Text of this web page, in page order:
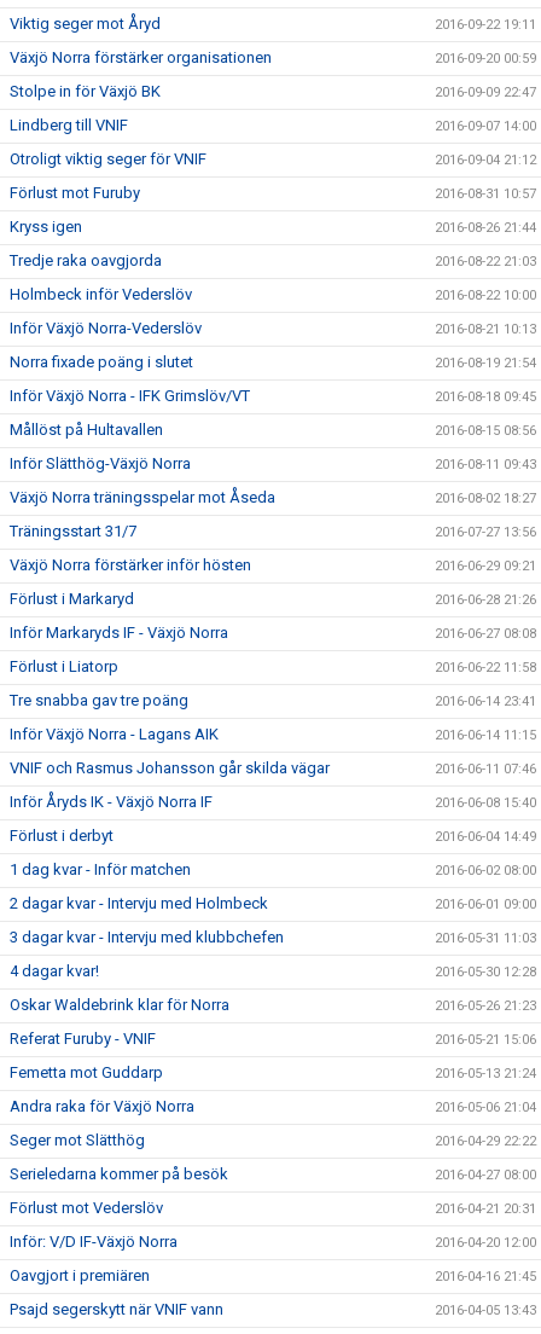
Viktig seger mot Åryd 2016-09-22 19:11
Växjö Norra förstärker organisationen 2016-09-20 00:59
Stolpe in för Växjö BK 2016-09-09 22:47
Lindberg till VNIF 2016-09-07 14:00
Otroligt viktig seger för VNIF 2016-09-04 21:12
Förlust mot Furuby 2016-08-31 10:57
Kryss igen 2016-08-26 21:44
Tredje raka oavgjorda 2016-08-22 21:03
Holmbeck inför Vederslöv 2016-08-22 10:00
Inför Växjö Norra-Vederslöv 2016-08-21 10:13
Norra fixade poäng i slutet 2016-08-19 21:54
Inför Växjö Norra - IFK Grimslöv/VT 2016-08-18 09:45
Mållöst på Hultavallen 2016-08-15 08:56
Inför Slätthög-Växjö Norra 2016-08-11 09:43
Växjö Norra träningsspelar mot Åseda 2016-08-02 18:27
Träningsstart 31/7 2016-07-27 13:56
Växjö Norra förstärker inför hösten 2016-06-29 09:21
Förlust i Markaryd 2016-06-28 21:26
Inför Markaryds IF - Växjö Norra 2016-06-27 08:08
Förlust i Liatorp 2016-06-22 11:58
Tre snabba gav tre poäng 2016-06-14 23:41
Inför Växjö Norra - Lagans AIK 2016-06-14 11:15
VNIF och Rasmus Johansson går skilda vägar 2016-06-11 07:46
Inför Åryds IK - Växjö Norra IF 2016-06-08 15:40
Förlust i derbyt 2016-06-04 14:49
1 dag kvar - Inför matchen 2016-06-02 08:00
2 dagar kvar - Intervju med Holmbeck 2016-06-01 09:00
3 dagar kvar - Intervju med klubbchefen 2016-05-31 11:03
4 dagar kvar! 2016-05-30 12:28
Oskar Waldebrink klar för Norra 2016-05-26 21:23
Referat Furuby - VNIF 2016-05-21 15:06
Femetta mot Guddarp 2016-05-13 21:24
Andra raka för Växjö Norra 2016-05-06 21:04
Seger mot Slätthög 2016-04-29 22:22
Serieledarna kommer på besök 2016-04-27 08:00
Förlust mot Vederslöv 2016-04-21 20:31
Inför: V/D IF-Växjö Norra 2016-04-20 12:00
Oavgjort i premiären 2016-04-16 21:45
Psajd segerskytt när VNIF vann 2016-04-05 13:43